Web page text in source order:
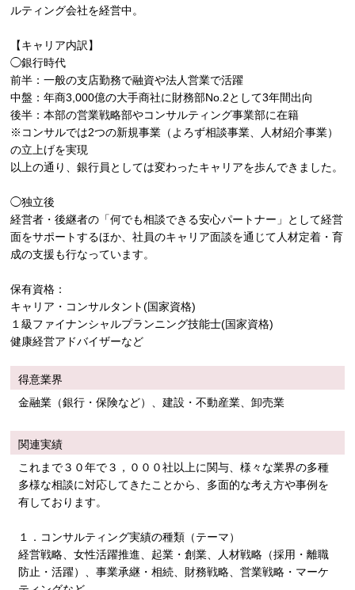
ルティング会社を経営中。
【キャリア内訳】
◯銀行時代
前半：一般の支店勤務で融資や法人営業で活躍
中盤：年商3,000億の大手商社に財務部No.2として3年間出向
後半：本部の営業戦略部やコンサルティング事業部に在籍
※コンサルでは2つの新規事業（よろず相談事業、人材紹介事業）
の立上げを実現
以上の通り、銀行員としては変わったキャリアを歩んできました。
◯独立後
経営者・後継者の「何でも相談できる安心パートナー」として経営
面をサポートするほか、社員のキャリア面談を通じて人材定着・育
成の支援も行なっています。
保有資格：
キャリア・コンサルタント(国家資格)
１級ファイナンシャルプランニング技能士(国家資格)
健康経営アドバイザーなど
得意業界
金融業（銀行・保険など）、建設・不動産業、卸売業
関連実績
これまで３０年で３，０００社以上に関与、様々な業界の多種
多様な相談に対応してきたことから、多面的な考え方や事例を
有しております。
１．コンサルティング実績の種類（テーマ）
経営戦略、女性活躍推進、起業・創業、人材戦略（採用・離職
防止・活躍）、事業承継・相続、財務戦略、営業戦略・マーケ